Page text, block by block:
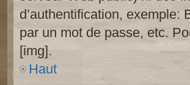
d’authentification, exemple:
par un mot de passe, etc.
[img].
Haut